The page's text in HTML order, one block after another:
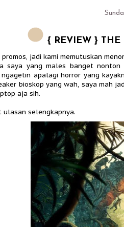
{ REVIEW } THE
promos, jadi kami memutuskan
saya yang males banget
apalagi horror yang
bioskop yang wah, saya mah
aja sih.
ulasan selengkapnya.